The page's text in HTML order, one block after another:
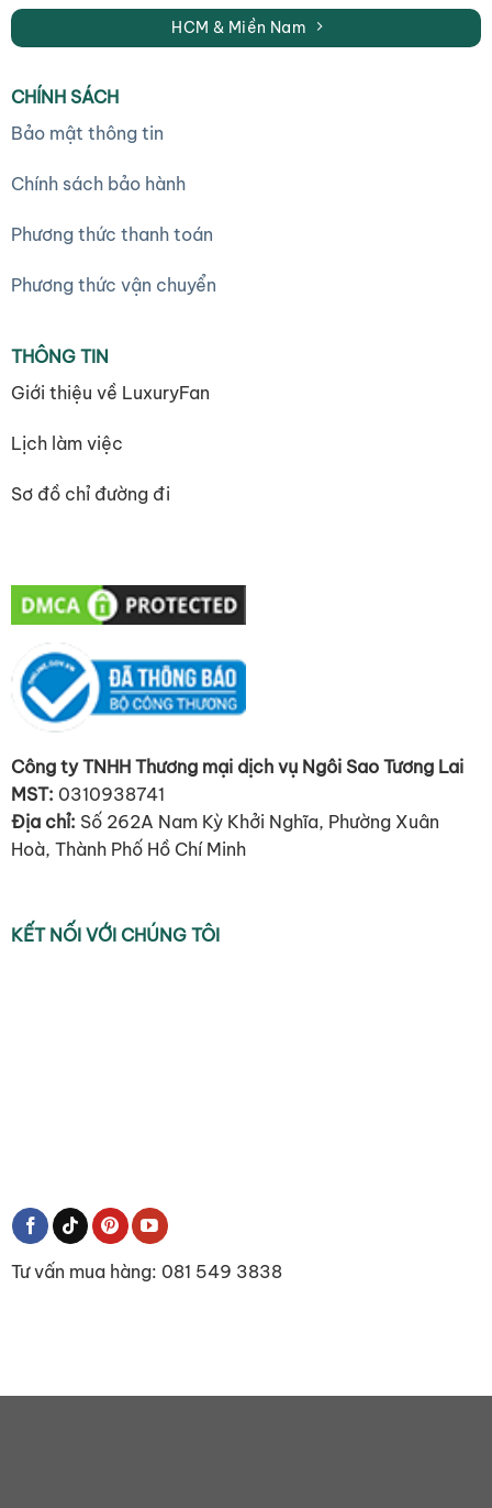
HCM & Miền Nam
CHÍNH SÁCH
Bảo mật thông tin
Chính sách bảo hành
Phương thức thanh toán
Phương thức vận chuyển
THÔNG TIN
Giới thiệu về LuxuryFan
Lịch làm việc
Sơ đồ chỉ đường đi
Công ty TNHH Thương mại dịch vụ Ngôi Sao Tương Lai
MST: 0310938741
Địa chỉ: Số 262A Nam Kỳ Khởi Nghĩa, Phường Xuân
Hoà, Thành Phố Hồ Chí Minh
KẾT NỐI VỚI CHÚNG TÔI
Tư vấn mua hàng: 081 549 3838